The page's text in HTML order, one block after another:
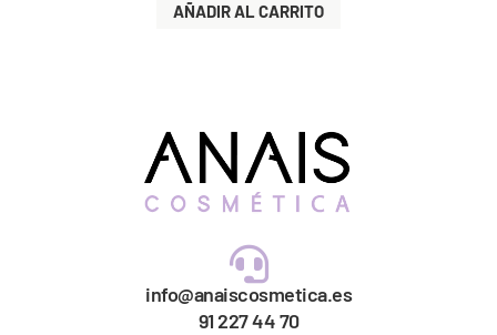
AÑADIR AL CARRITO
info@anaiscosmetica.es
91 227 44 70